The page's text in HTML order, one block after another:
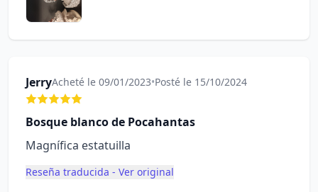
JerryAcheté le 09/01/2023•Posté le 15/10/2024
Bosque blanco de Pocahantas
Magnífica estatuilla
Reseña traducida - Ver original